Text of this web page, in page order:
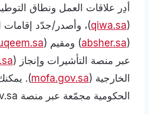
أدِر علاقات العمل ونطاق
(
qiwa.sa)، وأصدر/جدّد إقامات
(
absher.sa) ومقيم (
عبر منصة التأشيرات وإنجاز (
الخارجية (mofa.gov.sa
).
الحكومية مجمّعة عبر منصة my.gov.sa.